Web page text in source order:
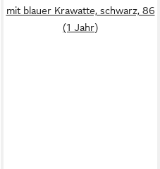
mit blauer Krawatte, schwarz, 86
(1 Jahr)